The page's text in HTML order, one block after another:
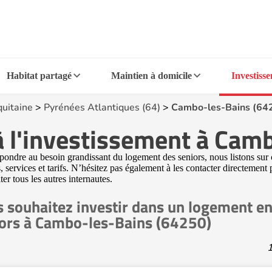
Habitat partagé Maintien à domicile
> Pyrénées Atlantiques (64) > Cambo-les-Bains
l'investissement à
au besoin grandissant du logement des seniors, nous listons sur
et tarifs. N’hésitez pas également à les contacter
tous les autres internautes.
souhaitez investir dans un logement
à Cambo-les-Bains (64250)